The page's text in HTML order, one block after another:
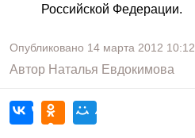
Российской Федерации.
Опубликовано 14 марта 2012 10:12
Автор Наталья Евдокимова